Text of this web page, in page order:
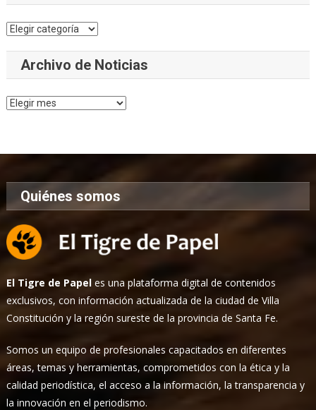
Categorías
Archivo de Noticias
Archivo
Quiénes somos
El Tigre de Papel es una plataforma digital de contenidos
exclusivos, con información actualizada de la ciudad de Villa
Constitución y la región sureste de la provincia de Santa Fe.
Somos un equipo de profesionales capacitados en diferentes
áreas, temas y herramientas, comprometidos con la ética y la
calidad periodística, el acceso a la información, la transparencia y
la innovación en el periodismo.